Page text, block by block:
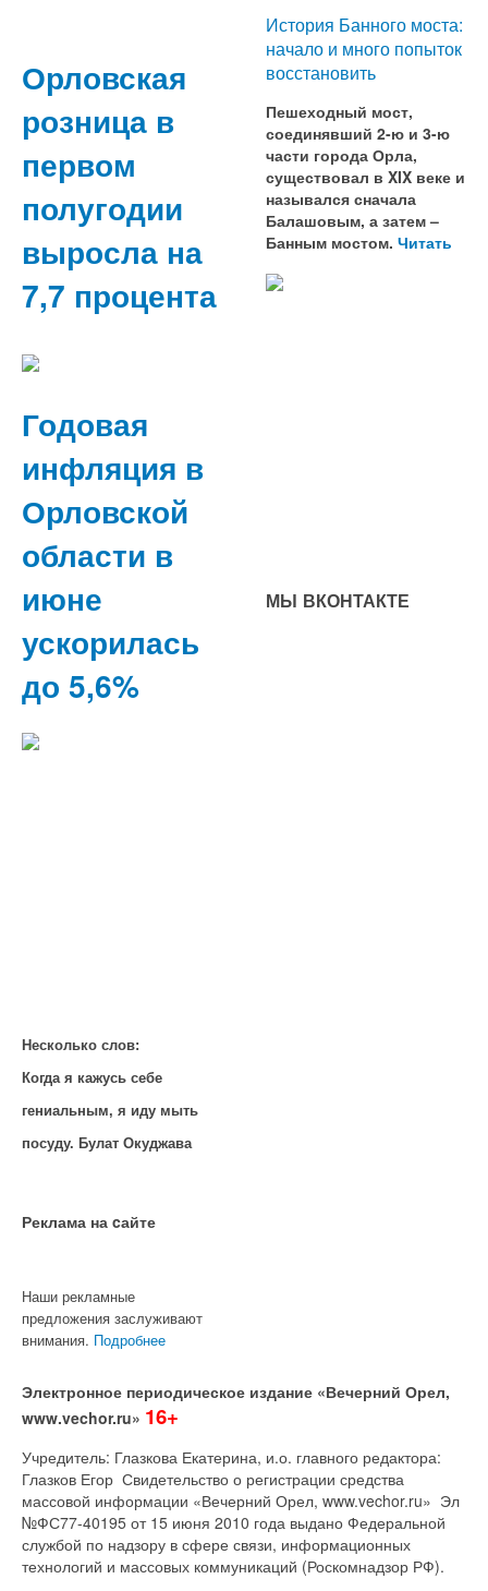
Орловская
розница в
первом
полугодии
выросла на
7,7 процента
Годовая
инфляция в
Орловской
области в
июне
ускорилась
до 5,6%
Несколько слов:
Когда я кажусь себе
гениальным, я иду мыть
посуду. Булат Окуджава
Реклама на cайте
Наши рекламные
предложения заслуживают
внимания. Подробнее
История Банного моста:
начало и много попыток
восстановить
Пешеходный мост,
соединявший 2-ю и 3-ю
части города Орла,
существовал в XIX веке и
назывался сначала
Балашовым, а затем –
Банным мостом. Читать
МЫ ВКОНТАКТЕ
Электронное периодическое издание «Вечерний Орел,
www.vechor.ru» 16+
Учредитель: Глазкова Екатерина, и.о. главного редактора:
Глазков Егор Свидетельство о регистрации средства
массовой информации «Вечерний Орел, www.vechor.ru» Эл
№ФС77-40195 от 15 июня 2010 года выдано Федеральной
службой по надзору в сфере связи, информационных
технологий и массовых коммуникаций (Роскомнадзор РФ).